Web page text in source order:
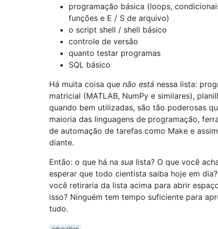
programação básica (loops,
funções e E / S de arquivo)
o script shell / shell básico
controle de versão
quanto testar programas
SQL básico
Há muita coisa que não está nessa lista:
matricial (MATLAB, NumPy e similares),
quando bem utilizadas, são tão poderosas
maioria das linguagens de programação,
de automação de tarefas como Make e
diante.
Então: o que há na sua lista? O que você
esperar que todo cientista saiba hoje em
você retiraria da lista acima para abrir
isso? Ninguém tem tempo suficiente para
tudo.